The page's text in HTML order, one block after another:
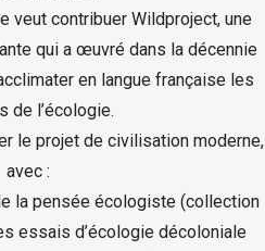
veut contribuer Wildproject, une
qui a œuvré dans la décennie
en langue française les
de l’écologie.
le projet de civilisation moderne,
avec :
la pensée écologiste (collection
essais d’écologie décoloniale